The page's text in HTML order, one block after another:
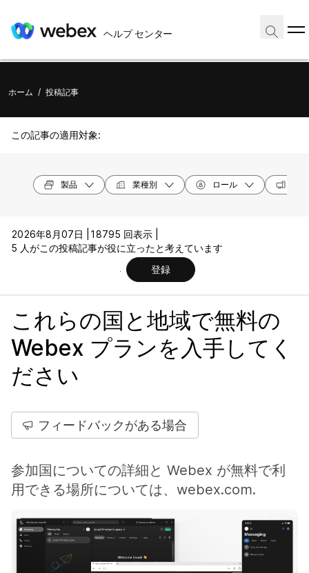
ヘルプ センター
ホーム / 投稿記事
この記事の適用対象:
製品 業種別 ロール
2026年8月07日 |
18795 回表示 |
5 人がこの投稿記事が役に立ったと考えています
登録
これらの国と地域で無料の
Webex プランを入手してく
ださい
フィードバックがある場合
参加国についての詳細と Webex が無料で利
用できる場所については、webex.com.